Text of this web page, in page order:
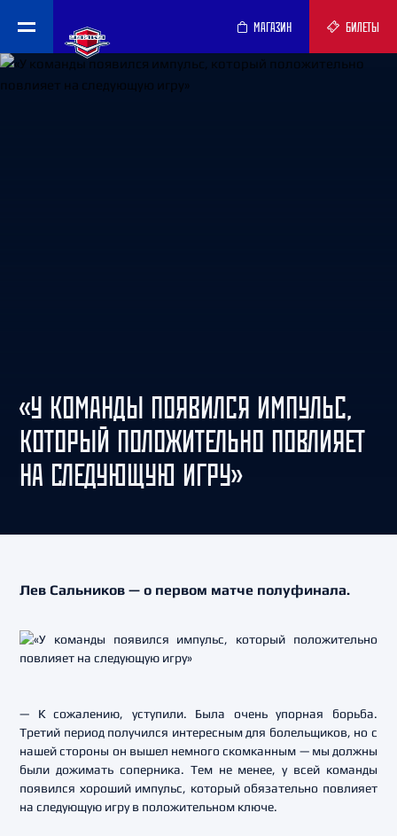
МАГАЗИН БИЛЕТЫ
«У КОМАНДЫ ПОЯВИЛСЯ ИМПУЛЬС,
КОТОРЫЙ ПОЛОЖИТЕЛЬНО ПОВЛИЯЕТ
НА СЛЕДУЮЩУЮ ИГРУ»
Лев Сальников — о первом матче полуфинала.
— К сожалению, уступили. Была очень упорная борьба.
Третий период получился интересным для болельщиков, но с
нашей стороны он вышел немного скомканным — мы должны
были дожимать соперника. Тем не менее, у всей команды
появился хороший импульс, который обязательно повлияет
на следующую игру в положительном ключе.